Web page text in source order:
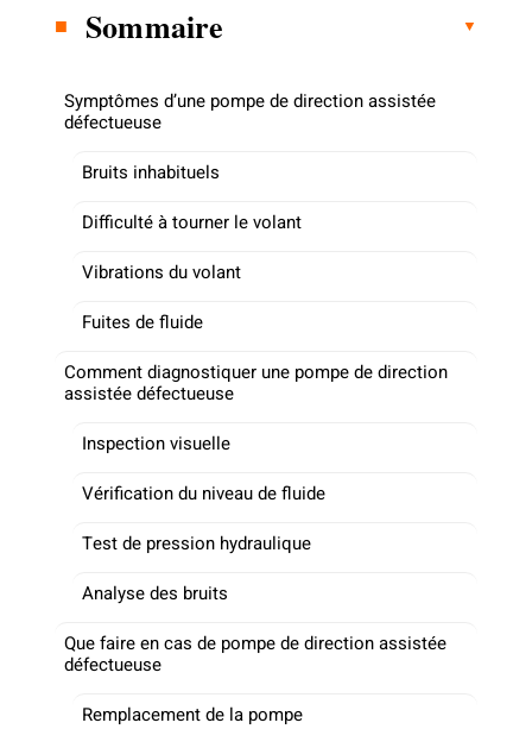
Sommaire
Symptômes d’une pompe de direction assistée
défectueuse
Bruits inhabituels
Difficulté à tourner le volant
Vibrations du volant
Fuites de fluide
Comment diagnostiquer une pompe de direction
assistée défectueuse
Inspection visuelle
Vérification du niveau de fluide
Test de pression hydraulique
Analyse des bruits
Que faire en cas de pompe de direction assistée
défectueuse
Remplacement de la pompe